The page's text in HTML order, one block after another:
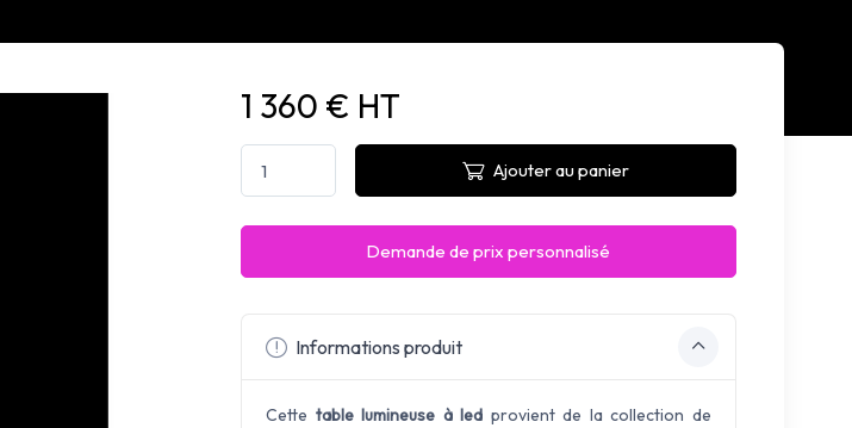
1 360 € HT
Ajouter au panier
Demande de prix personnalisé
Informations produit
Cette table lumineuse à led provient de la collection de